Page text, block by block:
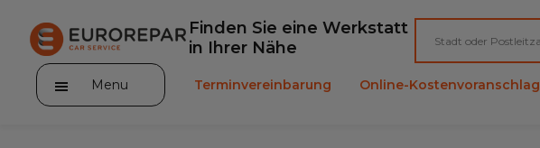
Finden Sie eine Werkstatt
in Ihrer Nähe
Menu Terminvereinbarung Online-Kostenvoranschlag